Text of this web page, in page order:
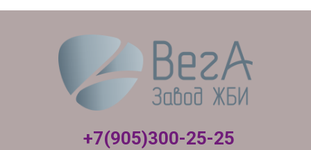
+7(905)300-25-25